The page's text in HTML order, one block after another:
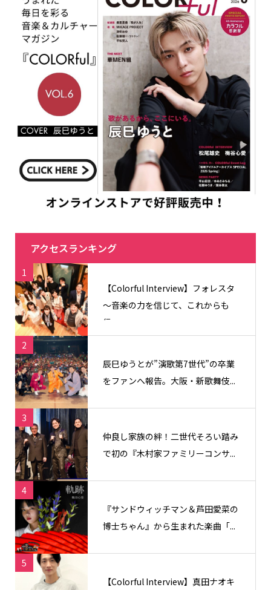
アクセスランキング
1
【Colorful Interview】フォレスタ
〜音楽の力を信じて、これからも
信...
2
辰巳ゆうとが”演歌第7世代”の卒業
をファンへ報告。大阪・新歌舞伎...
3
仲良し家族の絆！二世代そろい踏み
で初の『木村家ファミリーコンサ...
4
『サンドウィッチマン＆芦田愛菜の
博士ちゃん』から生まれた楽曲「...
5
【Colorful Interview】真田ナオキ